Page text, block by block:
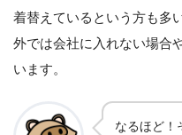
着替えているという方も多
外では会社に入れない場合
います。
なるほど！